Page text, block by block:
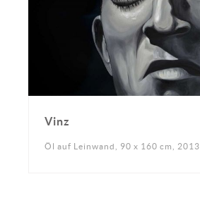
Vinz
Öl auf Leinwand, 90 x 160 cm, 2013